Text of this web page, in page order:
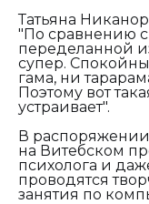
Татьяна
"По сравнению
переделанной
супер.
гама, ни
Поэтому вот
устраивает".
В
на Витебском
психолога и
проводятся
занятия по